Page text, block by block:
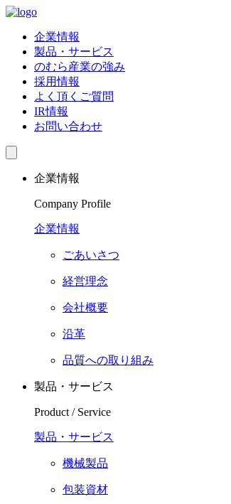
企業情報
製品・サービス
のむら産業の強み
採用情報
よく頂くご質問
IR情報
お問い合わせ
企業情報
Company Profile
企業情報
ごあいさつ
経営理念
会社概要
沿革
品質への取り組み
製品・サービス
Product / Service
製品・サービス
機械製品
包装資材